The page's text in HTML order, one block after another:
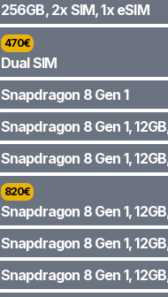
256GB, 2x SIM, 1x eSIM
470€
Dual SIM
Snapdragon 8 Gen 1
Snapdragon 8 Gen 1,
Snapdragon 8 Gen 1,
820€
Snapdragon 8 Gen 1,
Snapdragon 8 Gen 1,
Snapdragon 8 Gen 1,